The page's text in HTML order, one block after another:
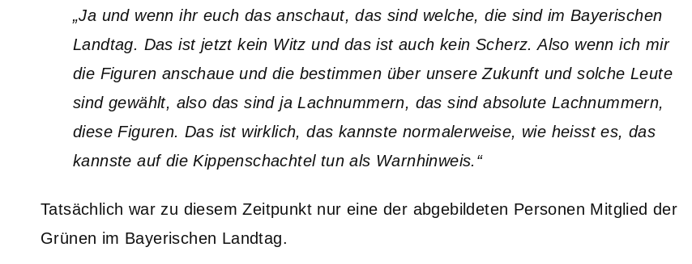
„Ja und wenn ihr euch das anschaut, das sind welche, die sind im Bayerischen
Landtag. Das ist jetzt kein Witz und das ist auch kein Scherz. Also wenn ich mir
die Figuren anschaue und die bestimmen über unsere Zukunft und solche Leute
sind gewählt, also das sind ja Lachnummern, das sind absolute Lachnummern,
diese Figuren. Das ist wirklich, das kannste normalerweise, wie heisst es, das
kannste auf die Kippenschachtel tun als Warnhinweis.“
Tatsächlich war zu diesem Zeitpunkt nur eine der abgebildeten Personen Mitglied der
Grünen im Bayerischen Landtag.